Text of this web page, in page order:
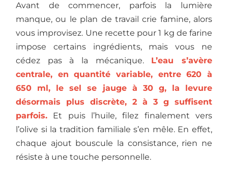
Avant de commencer, parfois la lumière
manque, ou le plan de travail crie famine, alors
vous improvisez. Une recette pour 1 kg de farine
impose certains ingrédients, mais vous ne
cédez pas à la mécanique. L’eau s’avère
centrale, en quantité variable, entre 620 à
650 ml, le sel se jauge à 30 g, la levure
désormais plus discrète, 2 à 3 g suffisent
parfois. Et puis l’huile, filez finalement vers
l’olive si la tradition familiale s’en mêle. En effet,
chaque ajout bouscule la consistance, rien ne
résiste à une touche personnelle.